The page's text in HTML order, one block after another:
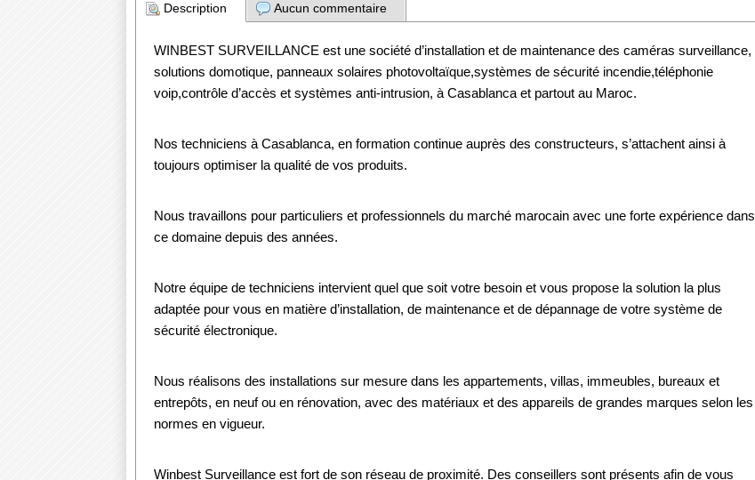
Description Aucun commentaire
WINBEST SURVEILLANCE est une société d’installation et de maintenance des caméras surveillance,
solutions domotique, panneaux solaires photovoltaïque,systèmes de sécurité incendie,téléphonie
voip,contrôle d’accès et systèmes anti-intrusion, à Casablanca et partout au Maroc.
Nos techniciens à Casablanca, en formation continue auprès des constructeurs, s’attachent ainsi à
toujours optimiser la qualité de vos produits.
Nous travaillons pour particuliers et professionnels du marché marocain avec une forte expérience dans
ce domaine depuis des années.
Notre équipe de techniciens intervient quel que soit votre besoin et vous propose la solution la plus
adaptée pour vous en matière d’installation, de maintenance et de dépannage de votre système de
sécurité électronique.
Nous réalisons des installations sur mesure dans les appartements, villas, immeubles, bureaux et
entrepôts, en neuf ou en rénovation, avec des matériaux et des appareils de grandes marques selon les
normes en vigueur.
Winbest Surveillance est fort de son réseau de proximité. Des conseillers sont présents afin de vous